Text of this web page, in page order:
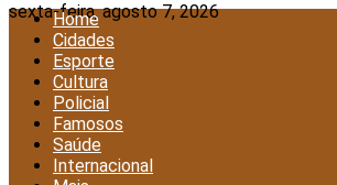
sexta-feira, agosto 7, 2026
Home
Cidades
Esporte
Cultura
Policial
Famosos
Saúde
Internacional